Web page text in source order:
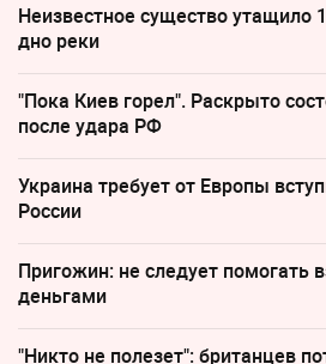
Неизвестное существо утащило
дно реки
"Пока Киев горел". Раскрыто
после удара РФ
Украина требует от Европы
России
Пригожин: не следует помогать
деньгами
"Никто не полезет": британцев